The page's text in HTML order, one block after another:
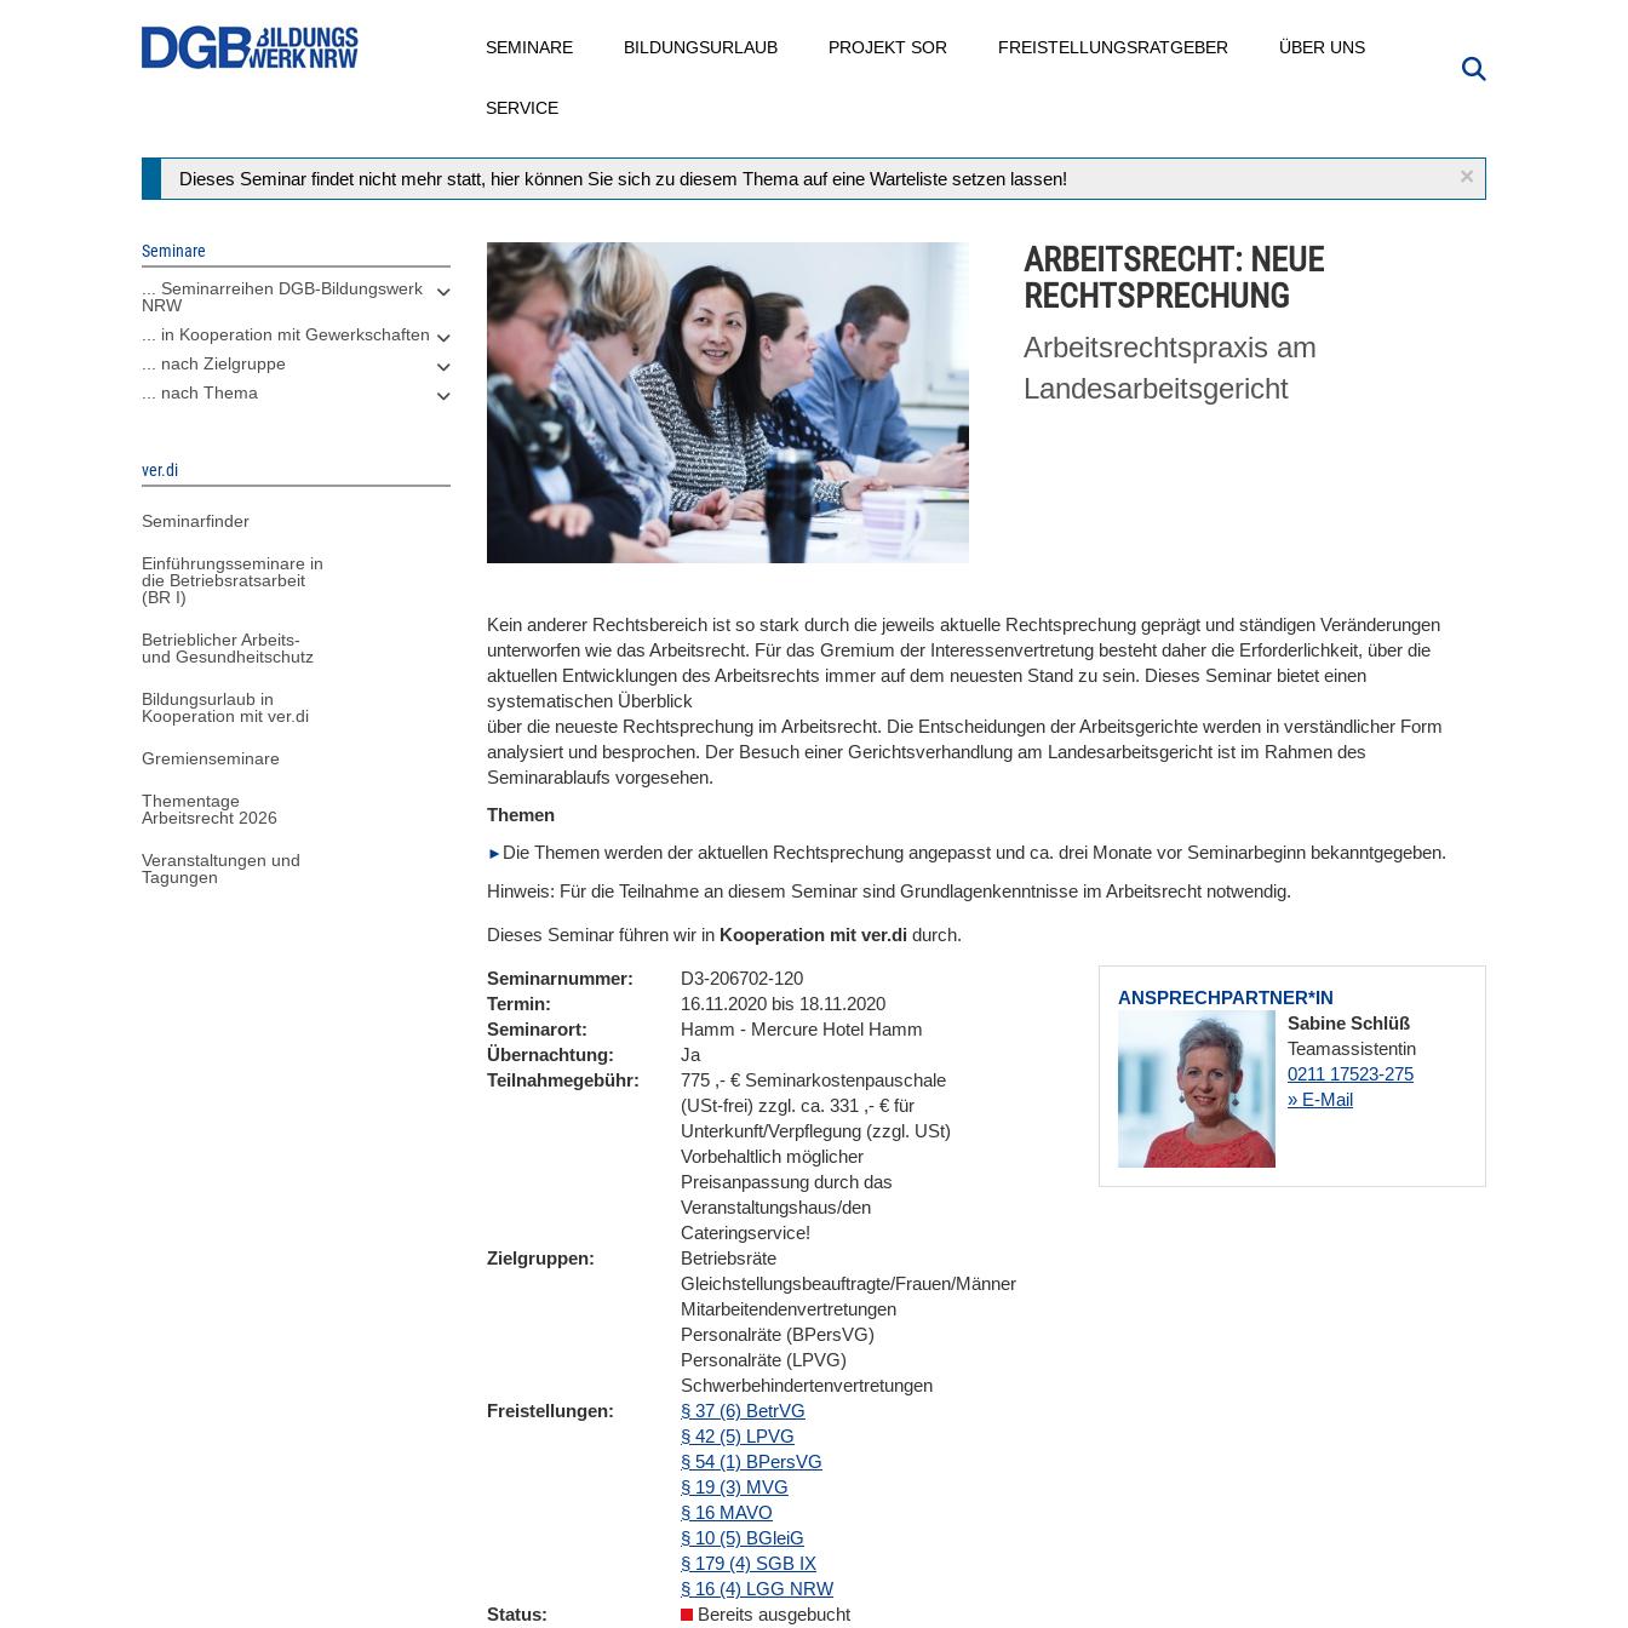
SEMINARE BILDUNGSURLAUB PROJEKT SOR FREISTELLUNGSRATGEBER ÜBER UNS
SERVICE
×
Statusmeldung
Dieses Seminar findet nicht mehr statt, hier können Sie sich zu diesem Thema auf eine Warteliste setzen lassen!
Seminare
... Seminarreihen DGB-Bildungswerk
NRW
... in Kooperation mit Gewerkschaften
... nach Zielgruppe
... nach Thema
ver.di
Seminarfinder
Einführungsseminare in
die Betriebsratsarbeit
(BR I)
Betrieblicher Arbeits-
und Gesundheitschutz
Bildungsurlaub in
Kooperation mit ver.di
Gremienseminare
Thementage
Arbeitsrecht 2026
Veranstaltungen und
Tagungen
ARBEITSRECHT: NEUE
RECHTSPRECHUNG
Arbeitsrechtspraxis am
Landesarbeitsgericht
Kein anderer Rechtsbereich ist so stark durch die jeweils aktuelle Rechtsprechung geprägt und ständigen Veränderungen
unterworfen wie das Arbeitsrecht. Für das Gremium der Interessenvertretung besteht daher die Erforderlichkeit, über die
aktuellen Entwicklungen des Arbeitsrechts immer auf dem neuesten Stand zu sein. Dieses Seminar bietet einen
systematischen Überblick
über die neueste Rechtsprechung im Arbeitsrecht. Die Entscheidungen der Arbeitsgerichte werden in verständlicher Form
analysiert und besprochen. Der Besuch einer Gerichtsverhandlung am Landesarbeitsgericht ist im Rahmen des
Seminarablaufs vorgesehen.
Themen
Die Themen werden der aktuellen Rechtsprechung angepasst und ca. drei Monate vor Seminarbeginn bekanntgegeben.
Hinweis: Für die Teilnahme an diesem Seminar sind Grundlagenkenntnisse im Arbeitsrecht notwendig.
Dieses Seminar führen wir in Kooperation mit ver.di durch.
ANSPRECHPARTNER*IN
Sabine Schlüß
Teamassistentin
0211 17523-275
» E-Mail
Seminarnummer
D3-206702-120
Termin
16.11.2020 bis 18.11.2020
Seminarort
Hamm - Mercure Hotel Hamm
Übernachtung
Ja
Teilnahmegebühr
775 ,- € Seminarkostenpauschale
(USt-frei) zzgl. ca. 331 ,- € für
Unterkunft/Verpflegung (zzgl. USt)
Vorbehaltlich möglicher
Preisanpassung durch das
Veranstaltungshaus/den
Cateringservice!
Zielgruppen
Betriebsräte
Gleichstellungsbeauftragte/Frauen/Männer
Mitarbeitendenvertretungen
Personalräte (BPersVG)
Personalräte (LPVG)
Schwerbehindertenvertretungen
Freistellungen
§ 37 (6) BetrVG
§ 42 (5) LPVG
§ 54 (1) BPersVG
§ 19 (3) MVG
§ 16 MAVO
§ 10 (5) BGleiG
§ 179 (4) SGB IX
§ 16 (4) LGG NRW
Status
Bereits ausgebucht